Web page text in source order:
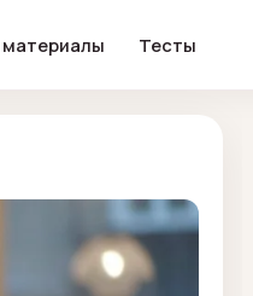
материалы Тесты